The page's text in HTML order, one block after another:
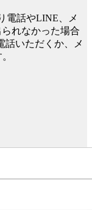
電話やLINE、メ
れなかった場合
話いただくか、メ